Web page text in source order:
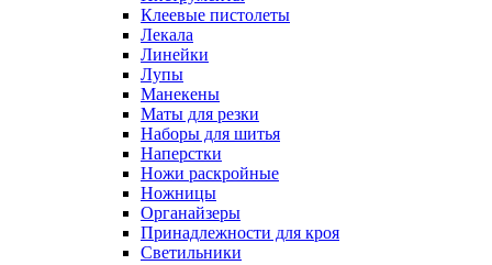
Клеевые пистолеты
Лекала
Линейки
Лупы
Манекены
Маты для резки
Наборы для шитья
Наперстки
Ножи раскройные
Ножницы
Органайзеры
Принадлежности для кроя
Светильники